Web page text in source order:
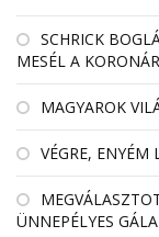
SCHRICK
MESÉL A
MAGYAROK
VÉGRE, ENYÉM
ÜNNEPÉLYES